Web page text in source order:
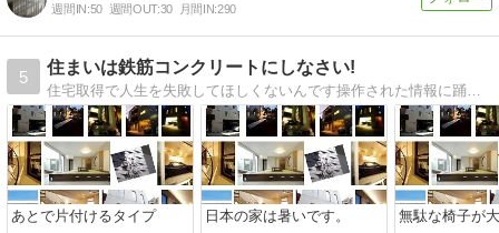
週間IN:50 週間OUT:30 月間IN:290
5
住まいは鉄筋コンクリートにしなさい!
あとで片付けるタイプ 日本の家は暑いです。 無駄な椅子が